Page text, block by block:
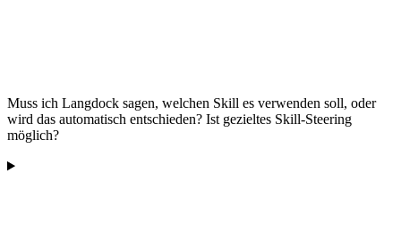
Muss ich Langdock sagen, welchen Skill es verwenden soll, oder
wird das automatisch entschieden? Ist gezieltes Skill-Steering
möglich?